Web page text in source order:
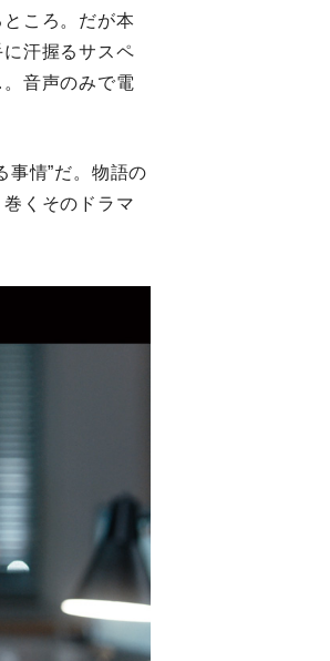
ころ。だが本
汗握るサスペ
音声のみで電
事情”だ。物語の
くそのドラマ